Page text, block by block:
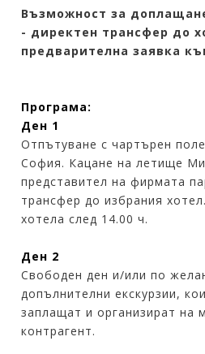
Възможност за
- директен трансфер до
предварителна заявка
Програма:
Ден 1
Отпътуване с чартърен
София. Кацане на летище
представител на фирмата
трансфер до избрания
хотела след 14.00 ч.
Ден 2
Свободен ден и/или по
допълнителни екскурзии,
заплащат и организират на
контрагент.